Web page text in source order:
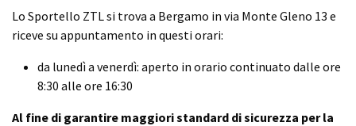
Lo Sportello ZTL si trova a Bergamo in via Monte Gleno 13 e
riceve su appuntamento in questi orari:
da lunedì a venerdì: aperto in orario continuato dalle ore
8:30 alle ore 16:30
Al fine di garantire maggiori standard di sicurezza per la